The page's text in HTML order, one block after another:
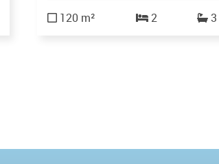
120 m² 2 3